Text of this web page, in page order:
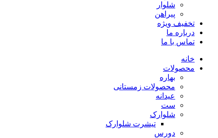
شلوار
پیراهن
تخفیف ویژه
درباره ما
تماس با ما
خانه
محصولات
بهاره
محصولات زمستانی
عیدانه
ست
شلوارک
تیشرت شلوارک
دورس